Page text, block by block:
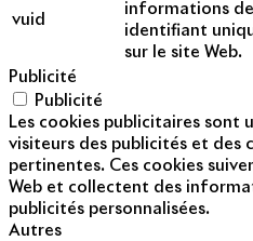
vuid
informations
identifiant
sur le site Web.
Publicité
Publicité
Les cookies publicitaires sont
visiteurs des publicités et des
pertinentes. Ces cookies
Web et collectent des
publicités personnalisées.
Autres